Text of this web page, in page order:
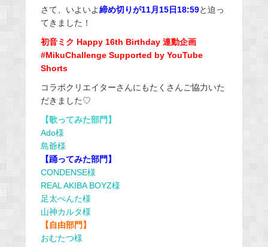
さて、いよいよ締め切りが11月15日18:59と迫っ
てきました！
初音ミク Happy 16th Birthday 連動企画
#MikuChallenge Supported by YouTube
Shorts
コラボクリエイターさんにもたくさんご協力いた
だきました♡
【歌ってみた部門】
Ado様
島爺様
【踊ってみた部門】
CONDENSE様
REAL AKIBA BOYZ様
足太ぺんた様
山神カルタ様
【自由部門】
おむたつ様